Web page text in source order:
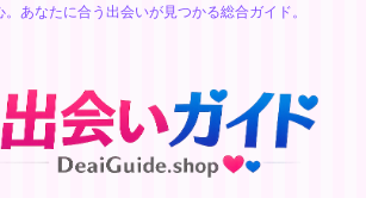
あなたに合う出会いが見つかる総合ガイド。